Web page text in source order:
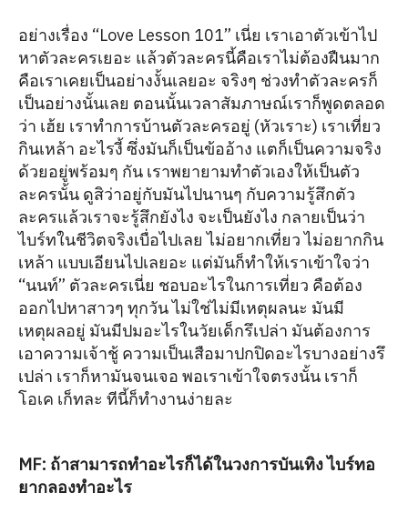
อย่างเรื่อง “Love Lesson 101” เนี่ย เราเอาตัวเข้าไป
หาตัวละครเยอะ แล้วตัวละครนี้คือเราไม่ต้องฝืนมาก
คือเราเคยเป็นอย่างงั้นเลยอะ จริงๆ ช่วงทำตัวละครก็
เป็นอย่างนั้นเลย ตอนนั้นเวลาสัมภาษณ์เราก็พูดตลอด
ว่า เฮ้ย เราทำการบ้านตัวละครอยู่ (หัวเราะ) เราเที่ยว
กินเหล้า อะไรงี้ ซึ่งมันก็เป็นข้ออ้าง แตก็เป็นความจริง
ด้วยอยู่พร้อมๆ กัน เราพยายามทำตัวเองให้เป็นตัว
ละครนั้น ดูสิว่าอยู่กับมันไปนานๆ กับความรู้สึกตัว
ละครแล้วเราจะรู้สึกยังไง จะเป็นยังไง กลายเป็นว่า
ไบร์ทในชีวิตจริงเบื่อไปเลย ไม่อยากเที่ยว ไม่อยากกิน
เหล้า แบบเอียนไปเลยอะ แต่มันก็ทำให้เราเข้าใจว่า
“นนท์” ตัวละครเนี่ย ชอบอะไรในการเที่ยว คือต้อง
ออกไปหาสาวๆ ทุกวัน ไม่ใช่ไม่มีเหตุผลนะ มันมี
เหตุผลอยู่ มันมีปมอะไรในวัยเด็กรึเปล่า มันต้องการ
เอาความเจ้าชู้ ความเป็นเสือมาปกปิดอะไรบางอย่างรึ
เปล่า เราก็หามันจนเจอ พอเราเข้าใจตรงนั้น เราก็
โอเค เก็ทละ ทีนี้ก็ทำงานง่ายละ
MF: ถ้าสามารถทำอะไรก็ได้ในวงการบันเทิง ไบร์ทอ
ยากลองทำอะไร